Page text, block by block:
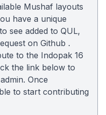
Mushaf layouts
have a unique
see added to QUL,
on Github .
to the Indopak 16
the link below to
Once
to start contributing